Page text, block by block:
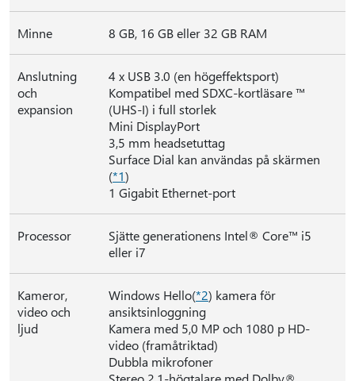
Minne 8 GB, 16 GB eller 32 GB RAM
Anslutning
och
expansion
4 x USB 3.0 (en högeffektsport)
Kompatibel med SDXC-kortläsare ™
(UHS-I) i full storlek
Mini DisplayPort
3,5 mm headsetuttag
Surface Dial kan användas på skärmen
(*1)
1 Gigabit Ethernet-port
Processor
Sjätte generationens Intel® Core™ i5
eller i7
Kameror,
video och
ljud
Windows Hello(*2) kamera för
ansiktsinloggning
Kamera med 5,0 MP och 1080 p HD-
video (framåtriktad)
Dubbla mikrofoner